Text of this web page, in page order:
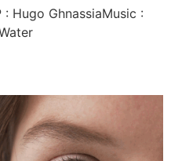
Hugo GhnassiaMusic :